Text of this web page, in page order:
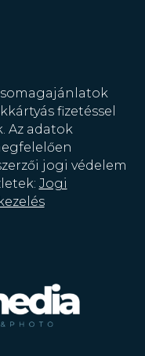
fizetéssel
Az adatok
jogi védelem
Jogi